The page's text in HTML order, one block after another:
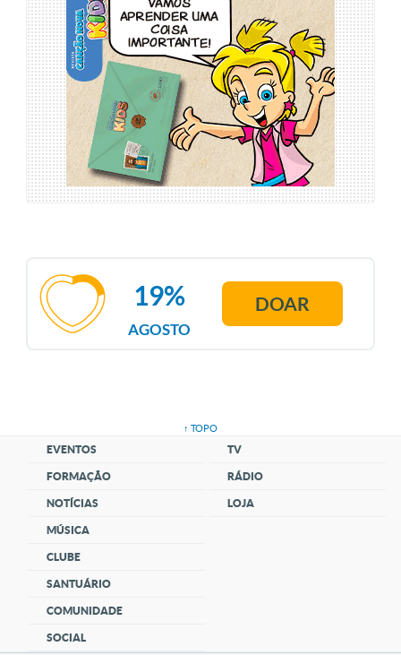
AGOSTO
19% DOAR
↑ TOPO
EVENTOS
FORMAÇÃO
NOTÍCIAS
MÚSICA
CLUBE
SANTUÁRIO
COMUNIDADE
SOCIAL
TV
RÁDIO
LOJA